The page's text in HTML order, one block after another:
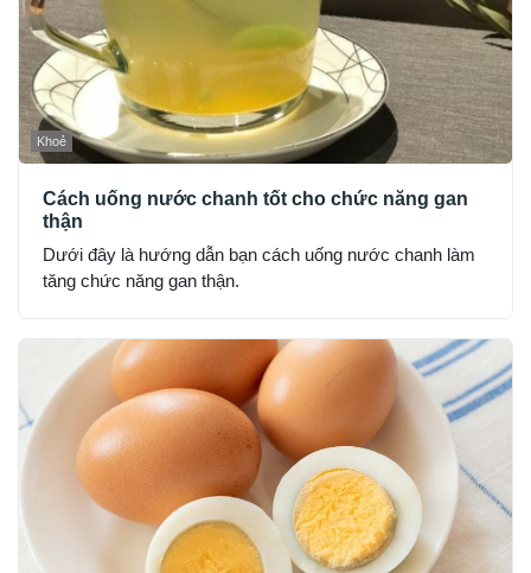
Khoẻ
Cách uống nước chanh tốt cho chức năng gan
thận
Dưới đây là hướng dẫn bạn cách uống nước chanh làm
tăng chức năng gan thận.